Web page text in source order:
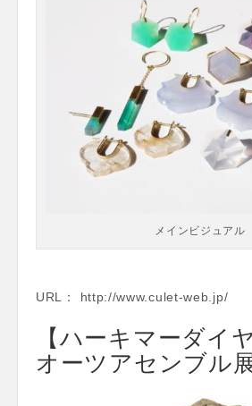
メインビジュアル
URL： http://www.culet-web.jp/
【ハーキマーダイ
オーツアセンブル展